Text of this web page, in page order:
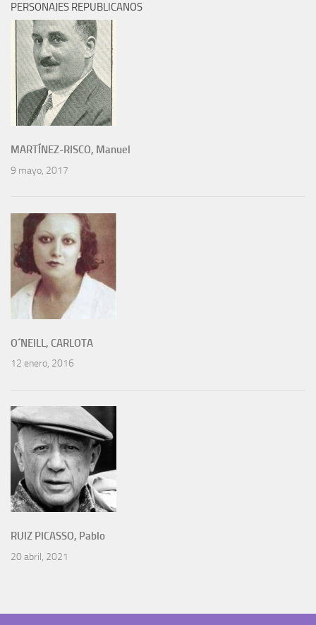
PERSONAJES REPUBLICANOS
MARTÍNEZ-RISCO, Manuel
9 mayo, 2017
O´NEILL, CARLOTA
12 enero, 2016
RUIZ PICASSO, Pablo
20 abril, 2021